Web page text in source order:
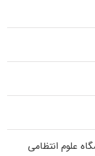
ﻋﻠﻮم انتظامی